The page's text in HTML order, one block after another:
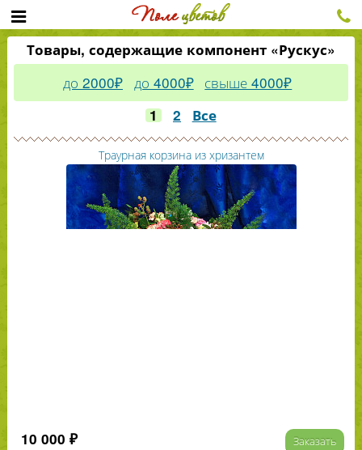
Товары, содержащие компонент «Рускус»
до 2000₽ до 4000₽ свыше 4000₽
1 2 Все
Траурная корзина из хризантем
10 000 ₽ Заказать